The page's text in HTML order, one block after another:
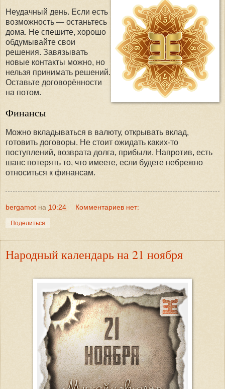
Неудачный день. Если есть
возможность — останьтесь
дома. Не спешите, хорошо
обдумывайте свои
решения. Завязывать
новые контакты можно, но
нельзя принимать решений.
Оставьте договорённости
на потом.
Финансы
Можно вкладываться в валюту, открывать вклад,
готовить договоры. Не стоит ожидать каких-то
поступлений, возврата долга, прибыли. Напротив, есть
шанс потерять то, что имеете, если будете небрежно
относиться к финансам.
bergamot на 10:24 Комментариев нет:
Поделиться
Народный календарь на 21 ноября